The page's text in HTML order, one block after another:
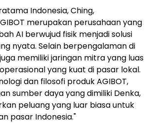
Indonesia, Ching,
merupakan perusahaan yang
AI berwujud fisik menjadi solusi
nyata. Selain berpengalaman di
memiliki jaringan mitra yang luas
yang kuat di pasar lokal.
dan filosofi produk AGIBOT,
sumber daya yang dimiliki Denka,
peluang yang luar biasa untuk
pasar Indonesia."